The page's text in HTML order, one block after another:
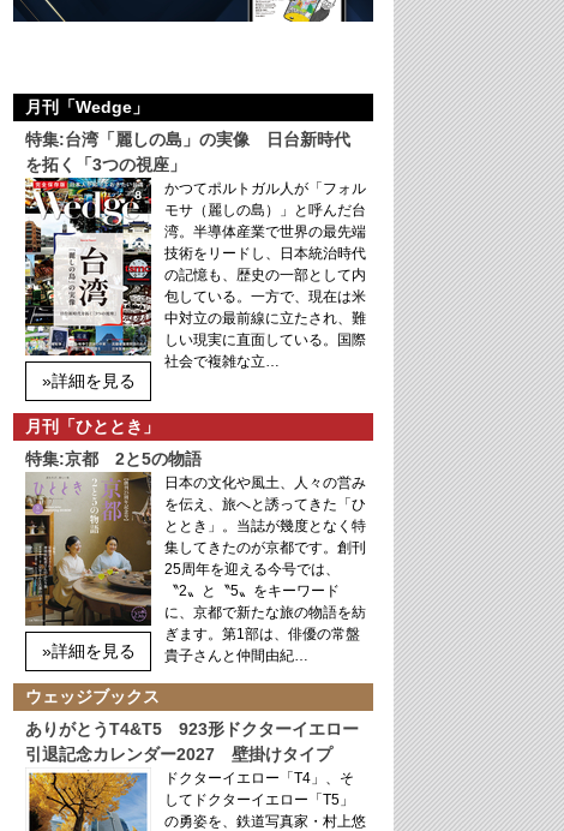
月刊「Wedge」
特集:台湾「麗しの島」の実像 日台新時代
を拓く「3つの視座」
»詳細を見る
かつてポルトガル人が「フォル
モサ（麗しの島）」と呼んだ台
湾。半導体産業で世界の最先端
技術をリードし、日本統治時代
の記憶も、歴史の一部として内
包している。一方で、現在は米
中対立の最前線に立たされ、難
しい現実に直面している。国際
社会で複雑な立…
月刊「ひととき」
特集:京都 2と5の物語
»詳細を見る
日本の文化や風土、人々の営み
を伝え、旅へと誘ってきた「ひ
ととき」。当誌が幾度となく特
集してきたのが京都です。創刊
25周年を迎える今号では、
〝2〟と〝5〟をキーワード
に、京都で新たな旅の物語を紡
ぎます。第1部は、俳優の常盤
貴子さんと仲間由紀…
ウェッジブックス
ありがとうT4&T5 923形ドクターイエロー
引退記念カレンダー2027 壁掛けタイプ
ドクターイエロー「T4」、そ
してドクターイエロー「T5」
の勇姿を、鉄道写真家・村上悠